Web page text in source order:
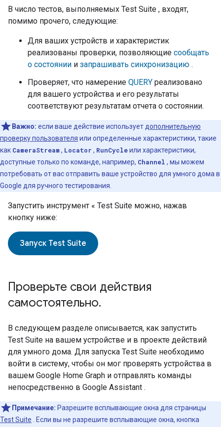
В число тестов, выполняемых Test Suite , входят,
помимо прочего, следующие:
Для ваших устройств и характеристик
реализованы проверки, позволяющие сообщать
о состоянии и запрашивать синхронизацию .
Проверяет, что намерение QUERY реализовано
для вашего устройства и его результаты
соответствуют результатам отчета о состоянии.
Важно: если ваше действие использует дополнительную
проверку пользователя или определенные характеристики, такие
как CameraStream, Locator , RunCycleили характеристики,
доступные только по команде, например, Channel , мы можем
потребовать от вас отправить ваше устройство для умного дома в
Google для ручного тестирования.
Запустить инструмент « Test Suite можно, нажав
кнопку ниже:
Запуск Test Suite
Проверьте свои действия
самостоятельно.
В следующем разделе описывается, как запустить
Test Suite на вашем устройстве и в проекте действий
для умного дома. Для запуска Test Suite необходимо
войти в систему, чтобы он мог проверять устройства в
вашем Google Home Graph и отправлять команды
непосредственно в Google Assistant .
Примечание: Разрешите всплывающие окна для страницы
Test Suite . Если вы не разрешите всплывающие окна, кнопка